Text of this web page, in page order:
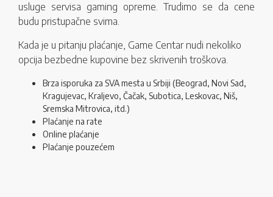
usluge servisa gaming opreme. Trudimo se da cene
budu pristupačne svima.
Kada je u pitanju plaćanje, Game Centar nudi nekoliko
opcija bezbedne kupovine bez skrivenih troškova.
Brza isporuka za SVA mesta u Srbiji (Beograd, Novi Sad,
Kragujevac, Kraljevo, Čačak, Subotica, Leskovac, Niš,
Sremska Mitrovica, itd.)
Plaćanje na rate
Online plaćanje
Plaćanje pouzećem